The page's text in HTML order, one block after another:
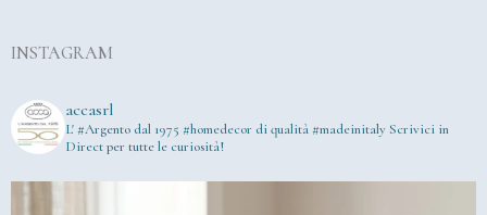
INSTAGRAM
accasrl
L' #Argento dal 1975 #homedecor di qualità #madeinitaly Scrivici in
Direct per tutte le curiosità!